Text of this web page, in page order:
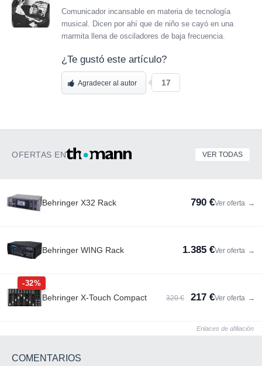
Comunicador incansable en materia de tecnología
musical. Dicen por ahí que de niño se cayó en una
marmita llena de osciladores de baja frecuencia.
¿Te gustó este artículo?
Agradecer al autor 17
OFERTAS EN VER TODAS
Behringer X32 Rack 790 €Ver oferta →
Behringer WING Rack 1.385 €Ver oferta →
-32%
Behringer X-Touch Compact 320 € 217 €Ver oferta →
Enlaces de afiliación
COMENTARIOS